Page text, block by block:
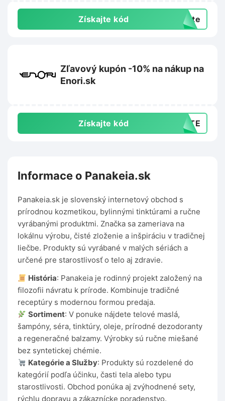
Získajte kód exte
Zľavový kupón -10% na nákup na
Enori.sk
Získajte kód AJTE
Informace o Panakeia.sk
Panakeia.sk je slovenský internetový obchod s
prírodnou kozmetikou, bylinnými tinktúrami a ručne
vyrábanými produktmi. Značka sa zameriava na
lokálnu výrobu, čisté zloženie a inšpiráciu v tradičnej
liečbe. Produkty sú vyrábané v malých sériách a
určené pre starostlivosť o telo aj zdravie.
História: Panakeia je rodinný projekt založený na
filozofii návratu k prírode. Kombinuje tradičné
receptúry s modernou formou predaja.
Sortiment: V ponuke nájdete telové maslá,
šampóny, séra, tinktúry, oleje, prírodné dezodoranty
a regeneračné balzamy. Výrobky sú ručne miešané
bez syntetickej chémie.
Kategórie a Služby: Produkty sú rozdelené do
kategórií podľa účinku, časti tela alebo typu
starostlivosti. Obchod ponúka aj zvýhodnené sety,
rýchlu dopravu a zákaznícke poradenstvo.